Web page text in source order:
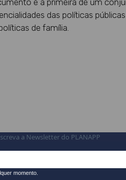
é a primeira de um
das políticas
de família.